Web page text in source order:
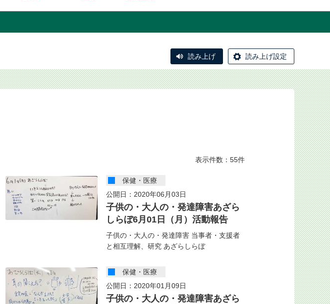
読み上げ 読み上げ設定
表示件数：55件
保健・医療
公開日：2020年06月03日
子供の・大人の・発達障害あざら
しらぼ6月01日（月）活動報告
子供の・大人の・発達障害 当事者・支援者
と相互理解、研究 あざらしらぼ
保健・医療
公開日：2020年01月09日
子供の・大人の・発達障害あざら